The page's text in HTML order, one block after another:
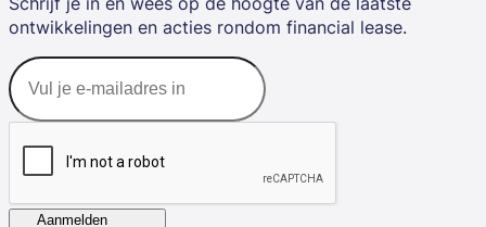
ontwikkelingen en acties rondom financial lease.
Aanmelden